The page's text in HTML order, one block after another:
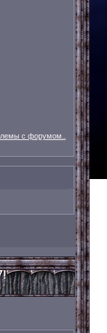
с форумом..